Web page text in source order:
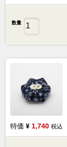
数量
特価 ¥ 1,740 税込